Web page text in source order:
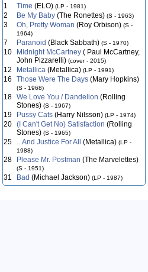
1 Time (ELO) (LP - 1981)
2 Be My Baby (The Ronettes) (S - 1963)
3 Oh, Pretty Woman (Roy Orbison) (S -
1964)
7 Paranoid (Black Sabbath) (S - 1970)
10 Midnight McCartney ( Paul McCartney,
John Pizzarelli) (cover - 2015)
12 Metallica (Metallica) (LP - 1991)
16 Those Were The Days (Mary Hopkins)
(S - 1968)
18 We Love You / Dandelion (Rolling
Stones) (S - 1967)
19 Pussy Cats (Harry Nilsson) (LP - 1974)
20 (I Can't Get No) Satisfaction (Rolling
Stones) (S - 1965)
25 ...And Justice For All (Metallica) (LP -
1988)
28 Please Mr. Postman (The Marvelettes)
(S - 1951)
31 Bad (Michael Jackson) (LP - 1987)